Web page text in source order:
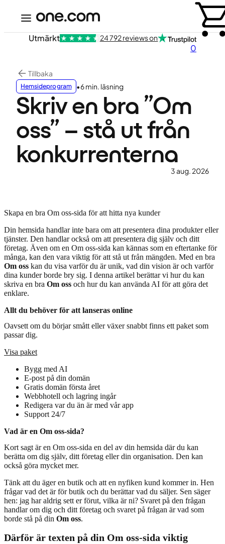
0
Utmärkt 24 792 reviews on
Tillbaka
Hemsideprogram •6 min. läsning
Skriv en bra ”Om
oss” – stå ut från
konkurrenterna
3 aug. 2026
Skapa en bra Om oss-sida för att hitta nya kunder
Din hemsida handlar inte bara om att presentera dina produkter eller
tjänster. Den handlar också om att presentera dig själv och ditt
företag. Även om en Om oss-sida kan kännas som en eftertanke för
många, kan den vara viktig för att stå ut från mängden. Med en bra
Om oss kan du visa varför du är unik, vad din vision är och varför
dina kunder borde bry sig. I denna artikel berättar vi hur du kan
skriva en bra Om oss och hur du kan använda AI för att göra det
enklare.
Allt du behöver för att lanseras online
Oavsett om du börjar smått eller växer snabbt finns ett paket som
passar dig.
Visa paket
Bygg med AI
E-post på din domän
Gratis domän första året
Webbhotell och lagring ingår
Redigera var du än är med vår app
Support 24/7
Vad är en Om oss-sida?
Kort sagt är en Om oss-sida en del av din hemsida där du kan
berätta om dig själv, ditt företag eller din organisation. Den kan
också göra mycket mer.
Tänk att du äger en butik och att en nyfiken kund kommer in. Hen
frågar vad det är för butik och du berättar vad du säljer. Sen säger
hen: jag har aldrig sett er förut, vilka är ni? Svaret på den frågan
handlar om dig och ditt företag och svaret på frågan är vad som
borde stå på din Om oss.
Därför är texten på din Om oss-sida viktig